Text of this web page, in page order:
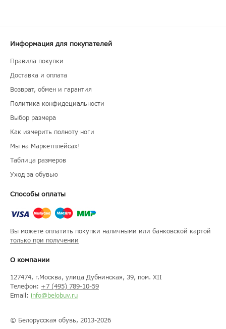
Информация для покупателей
Правила покупки
Доставка и оплата
Возврат, обмен и гарантия
Политика конфидециальности
Выбор размера
Как измерить полноту ноги
Мы на Маркетплейсах!
Таблица размеров
Уход за обувью
Способы оплаты
Вы можете оплатить покупки наличными или банковской картой
только при получении
О компании
127474, г.Москва, улица Дубнинская, 39, пом. XII
Телефон: +7 (495) 789-10-59
Email: info@belobuv.ru
© Белорусская обувь, 2013-2026